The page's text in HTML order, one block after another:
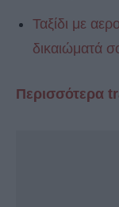
Ταξίδι με
δικαιώματά
Περισσότερα